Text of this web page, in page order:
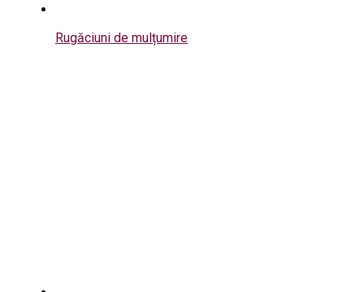
Rugăciuni de mulțumire